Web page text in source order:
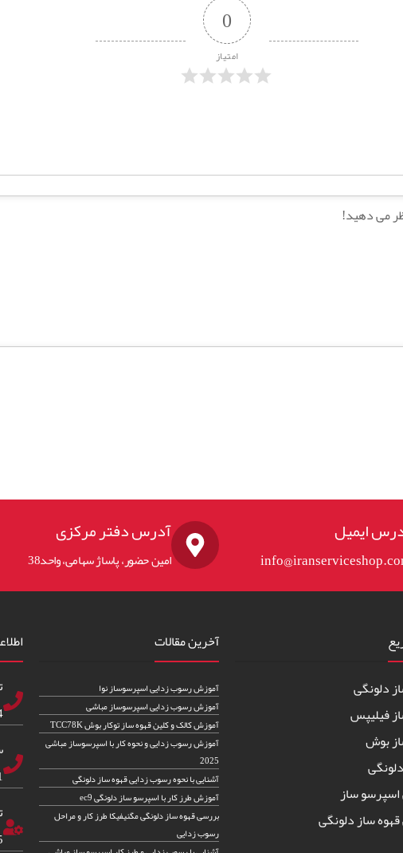
0
امتیاز
ایمیل آدرس دفتر مرکزی
امین حضور، پاساژ سهامی، واحد38
دلونگی
فیلیپس
بوش
ساز
ساز دلونگی
آخرین مقالات
آموزش رسوب زدایی اسپرسوساز نوا
آموزش رسوب زدایی اسپرسوساز مباشی
آموزش کالک و کلین قهوه ساز توکار بوش TCC78K
آموزش رسوب زدایی و نحوه کار با اسپرسوساز مباشی
2025
آشنایی با نحوه رسوب زدایی قهوه ساز دلونگی
آموزش طرز کار با اسپرسو ساز دلونگی ec9
بررسی قهوه ساز دلونگی مگنیفیکا طرز کار و مراحل
رسوب زدایی